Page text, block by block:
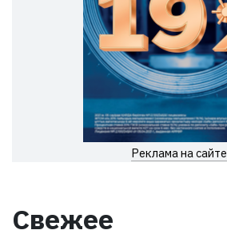
Реклама на сайте
Свежее